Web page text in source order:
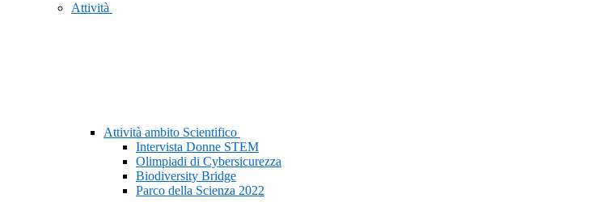
Attività
Attività ambito Scientifico
Intervista Donne STEM
Olimpiadi di Cybersicurezza
Biodiversity Bridge
Parco della Scienza 2022